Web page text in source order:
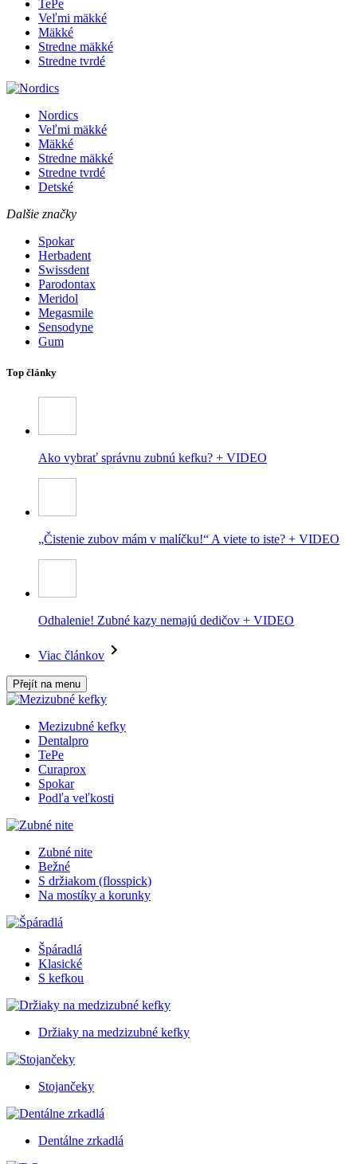
TePe
Veľmi mäkké
Mäkké
Stredne mäkké
Stredne tvrdé
Nordics
Veľmi mäkké
Mäkké
Stredne mäkké
Stredne tvrdé
Detské
Dalšie značky
Spokar
Herbadent
Swissdent
Parodontax
Meridol
Megasmile
Sensodyne
Gum
Top články
Ako vybrať správnu zubnú kefku? + VIDEO
„Čistenie zubov mám v malíčku!“ A viete to iste? + VIDEO
Odhalenie! Zubné kazy nemajú dedičov + VIDEO
Viac článkov
Přejít na menu
Mezizubné kefky
Dentalpro
TePe
Curaprox
Spokar
Podľa veľkosti
Zubné nite
Bežné
S držiakom (flosspick)
Na mostíky a korunky
Špáradlá
Klasické
S kefkou
Držiaky na medzizubné kefky
Stojančeky
Dentálne zrkadlá